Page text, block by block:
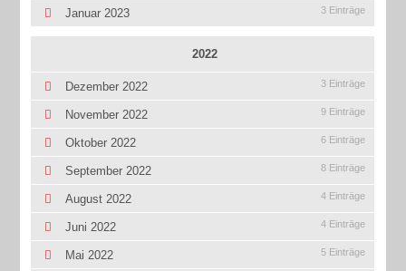
Januar 2023 3 Einträge
2022
Dezember 2022 3 Einträge
November 2022 9 Einträge
Oktober 2022 6 Einträge
September 2022 8 Einträge
August 2022 4 Einträge
Juni 2022 4 Einträge
Mai 2022 5 Einträge